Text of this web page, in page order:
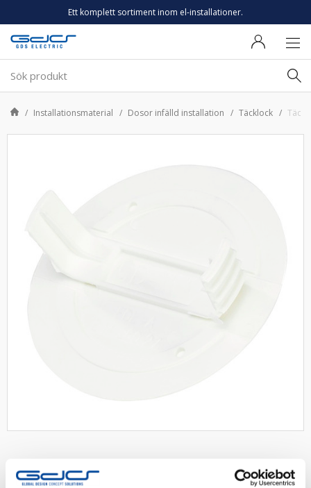
Ett komplett sortiment inom el-installationer.
Installationsmaterial Dosor infälld installation Täcklock